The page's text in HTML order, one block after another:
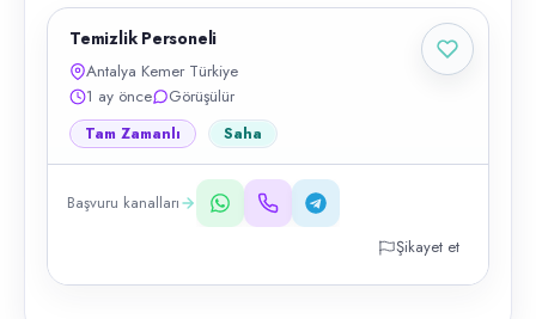
Temizlik Personeli
Antalya Kemer Türkiye
1 ay önce
Görüşülür
Tam Zamanlı Saha
Başvuru kanalları
Şikayet et